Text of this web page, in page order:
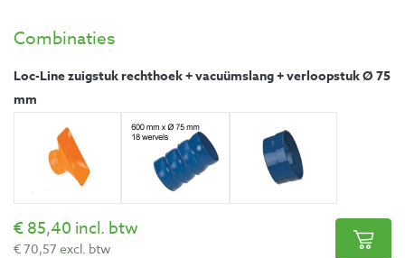
Combinaties
Loc-Line zuigstuk rechthoek + vacuümslang + verloopstuk Ø 75
mm
85,40 incl. btw
70,57 excl. btw